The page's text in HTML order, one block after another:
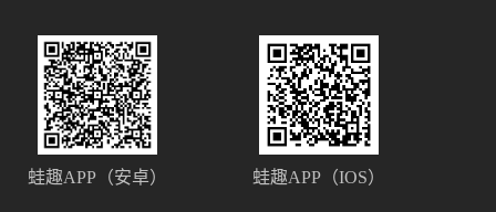
蛙趣APP（安卓） 蛙趣APP（IOS）